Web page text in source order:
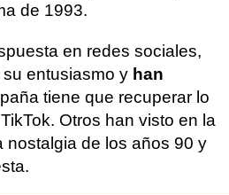
de 1993.
en redes sociales,
entusiasmo y han
tiene que recuperar lo
Otros han visto en la
nostalgia de los años 90 y